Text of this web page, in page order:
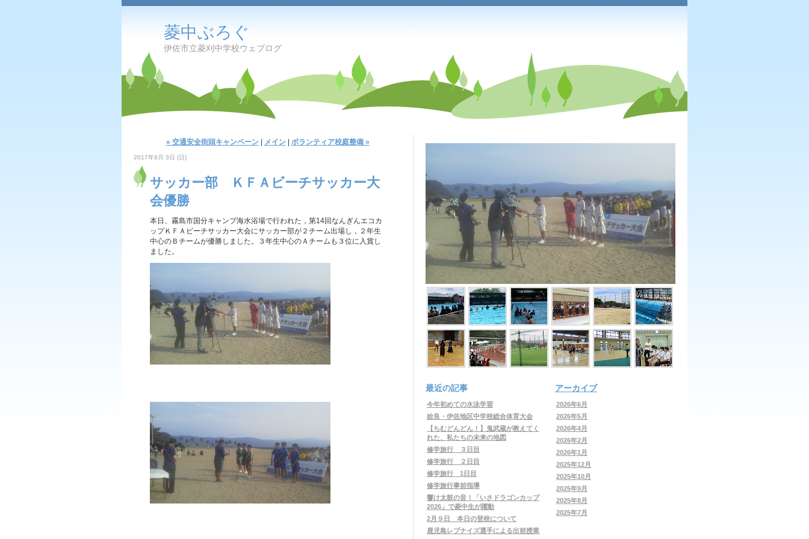
菱中ぶろぐ
伊佐市立菱刈中学校ウェブログ
« 交通安全街頭キャンペーン| メイン| ボランティア校庭整備 »
2017年9月 3日 (日)
サッカー部 ＫＦＡビーチサッカー大
会優勝
本日、霧島市国分キャンプ海水浴場で行われた，第14回なんぎんエコカ
ップＫＦＡビーチサッカー大会にサッカー部が２チーム出場し，２年生
中心のＢチームが優勝しました。３年生中心のＡチームも３位に入賞し
ました。
最近の記事
今年初めての水泳学習
姶良・伊佐地区中学校総合体育大会
【ちむどんどん！】鬼武蔵が教えてく
れた、私たちの未来の地図
修学旅行 ３日目
修学旅行 ２日目
修学旅行 1日目
修学旅行事前指導
響け太鼓の音！「いさドラゴンカップ
2026」で菱中生が躍動
2月９日 本日の登校について
鹿児島レブナイズ選手による出前授業
アーカイブ
2026年6月
2026年5月
2026年4月
2026年2月
2026年1月
2025年12月
2025年10月
2025年9月
2025年8月
2025年7月